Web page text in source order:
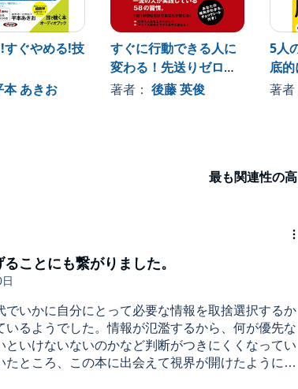
すぐやめる!技
本 あきお
すぐに行動できる人に
変わる！先送りゼロの
習慣術
著者： 後藤 英俊
5人
底
た究
著者
最も関連性の
でいかに自分にとって必要な情報を取捨選択するか
いるようでした。情報が氾濫するから、何が優先な
といけないないのかなど判断がつきにくくなってい
たところ、この本に出会えて視界が開けたように思
えて脳に使われるのではなく、うまくコントロール
ことにも繋がりました。